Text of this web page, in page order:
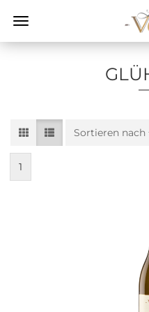
Sortieren nach
Sortieren nach
1